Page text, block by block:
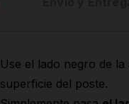
Use el lado negro de
superficie del poste.